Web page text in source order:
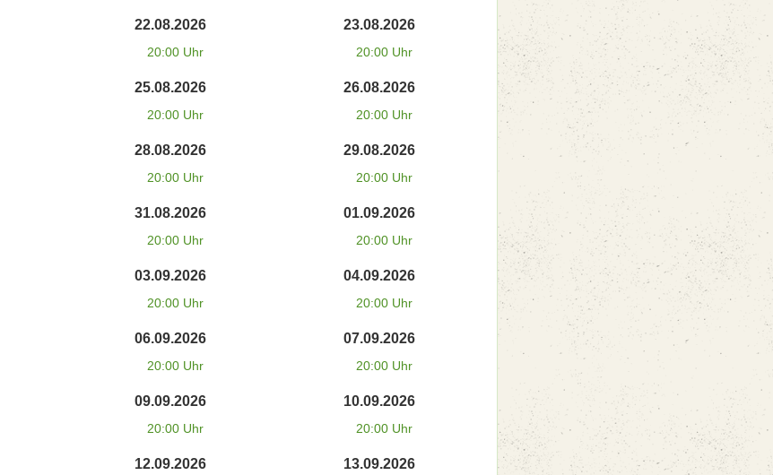
22.08.2026
20:00 Uhr
23.08.2026
20:00 Uhr
25.08.2026
20:00 Uhr
26.08.2026
20:00 Uhr
28.08.2026
20:00 Uhr
29.08.2026
20:00 Uhr
31.08.2026
20:00 Uhr
01.09.2026
20:00 Uhr
03.09.2026
20:00 Uhr
04.09.2026
20:00 Uhr
06.09.2026
20:00 Uhr
07.09.2026
20:00 Uhr
09.09.2026
20:00 Uhr
10.09.2026
20:00 Uhr
12.09.2026 13.09.2026